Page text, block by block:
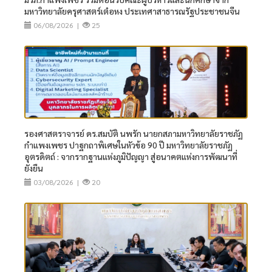
มหาวิทยาลัยครุศาสตร์เต๋อหง ประเทศาสาธารณรัฐประชาชนจีน
06/08/2026 | 25
รองศาสตราจารย์ ดร.สมบัติ นพรัก นายกสภามหาวิทยาลัยราชภัฏ
กำแพงเพชร ปาฐกถาพิเศษในหัวข้อ 90 ปี มหาวิทยาลัยราชภัฏ
อุตรดิตถ์ : จากรากฐานแห่งภูมิปัญญา สู่อนาคตแห่งการพัฒนาที่
ยั่งยืน
03/08/2026 | 20